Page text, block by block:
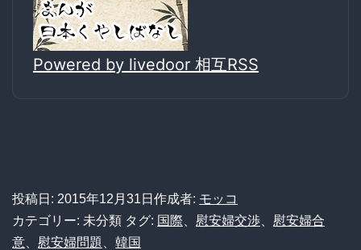
Powered by livedoor 相互RSS
投稿日: 2015年12月31日 作成者: モッコ
カテゴリー: 未分類 タグ: 国際 慰安婦交渉
慰安婦合
意
慰安婦問題 韓国